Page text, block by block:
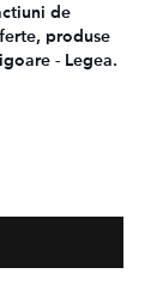
de
produse
- Legea.